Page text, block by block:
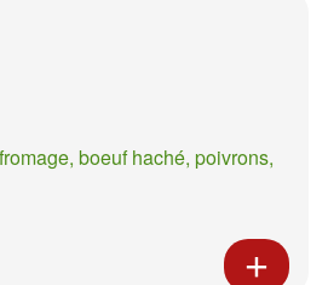
boeuf haché, poivrons,